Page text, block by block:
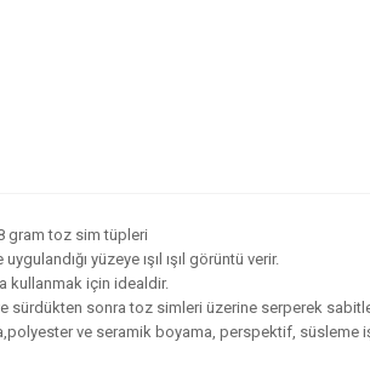
gram toz sim tüpleri
yüzeye ışıl ışıl görüntü verir.
kullanmak için idealdir.
sürdükten sonra toz simleri üzerine serperek
ve seramik boyama, perspektif, süsleme